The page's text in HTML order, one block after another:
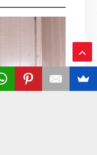
Ba
ck